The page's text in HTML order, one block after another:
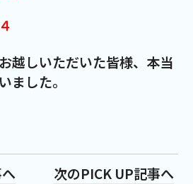
越しいただいた皆様、本当
ました。
次のPICK UP記事へ